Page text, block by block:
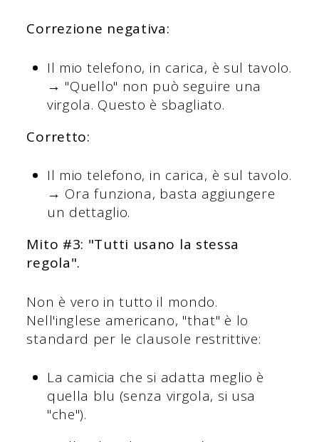
Correzione negativa:
Il mio telefono, in carica, è sul tavolo.
→ "Quello" non può seguire una
virgola. Questo è sbagliato.
Corretto:
Il mio telefono, in carica, è sul tavolo.
→ Ora funziona, basta aggiungere
un dettaglio.
Mito #3: "Tutti usano la stessa
regola".
Non è vero in tutto il mondo.
Nell'inglese americano, "that" è lo
standard per le clausole restrittive:
La camicia che si adatta meglio è
quella blu (senza virgola, si usa
"che").